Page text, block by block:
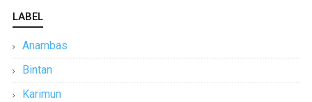
LABEL
Anambas
Bintan
Karimun